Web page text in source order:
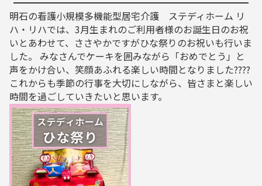
明石の看護小規模多機能型居宅介護 ステディホーム リ
ハ・リハでは、3月生まれのご利用者様のお誕生日のお祝
いとあわせて、ささやかですがひな祭りのお祝いも行いま
した。 みなさんでケーキを囲みながら「おめでとう」と
声をかけ合い、笑顔あふれる楽しい時間となりました????
これからも季節の行事を大切にしながら、皆さまと楽しい
時間を過ごしていきたいと思います。